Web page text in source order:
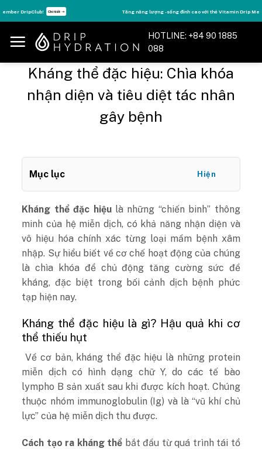
to
content
Tăng năng lượng - sống đỉnh cao với thẻ Vitamin Drip Membership. Xem ngay ➝
HOTLINE: +84 90 1885
088
Kháng thể đặc hiệu: Chìa khóa
nhận diện và tiêu diệt tác nhân
gây bệnh
Mục lục Hiện
Kháng thể đặc hiệulà những “chiến binh” thông
minh của hệ miễn dịch, có khả năng nhận diện và
vô hiệu hóa chính xác từng loại mầm bệnh xâm
nhập. Sự hiểu biết về cơ chế hoạt động của chúng
là chìa khóa để chủ động tăng cường sức đề
kháng, đặc biệt trong bối cảnh dịch bệnh phức
tạp hiện nay.
Kháng thể đặc hiệu là gì? Hậu quả khi cơ
thể thiếu hụt
Về cơ bản, kháng thể đặc hiệu là những protein
miễn dịch có hình dạng chữ Y, do các tế bào
lympho B sản xuất sau khi được kích hoạt. Chúng
thuộc nhóm immunoglobulin (Ig) và là “vũ khí chủ
lực” của hệ miễn dịch thu được.
Cách tạo ra kháng thể bắt đầu từ quá trình tái tổ